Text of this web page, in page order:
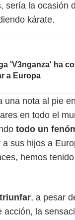
sería la ocasión
kárate.
'V3nganza' ha
a Europa
una nota al pie
en todo el
todo un
sus hijos a
hemos
, a pesar
la